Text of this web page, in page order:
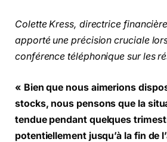
Colette Kress, directrice
apporté une précision cruciale
conférence téléphonique sur les
« Bien que nous aimerions
stocks, nous pensons que la
tendue pendant quelques
potentiellement jusqu’à la fin de